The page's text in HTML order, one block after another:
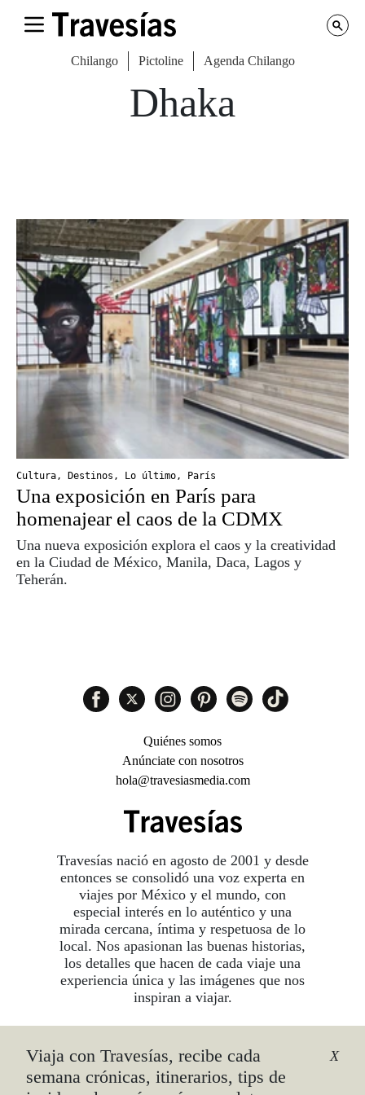
Chilango Pictoline Agenda Chilango
Dhaka
Cultura, Destinos , Lo último, París
Una exposición en París para
homenajear el caos de la CDMX
Una nueva exposición explora el caos y la creatividad
en la Ciudad de México, Manila, Daca, Lagos y
Teherán.
Viaja con Travesías, recibe cada
semana crónicas, itinerarios, tips de
X
Travesías nació en agosto de 2001 y desde
entonces se consolidó una voz experta en
viajes por México y el mundo, con
especial interés en lo auténtico y una
mirada cercana, íntima y respetuosa de lo
local. Nos apasionan las buenas historias,
los detalles que hacen de cada viaje una
experiencia única y las imágenes que nos
inspiran a viajar.
Quiénes somos
Anúnciate con nosotros
hola@travesiasmedia.com
©2026 DERECHOS RESERVADOS.
TRAVESÍAS ES UNA MARCA REGISTRADA
AVISO DE PRIVACIDAD